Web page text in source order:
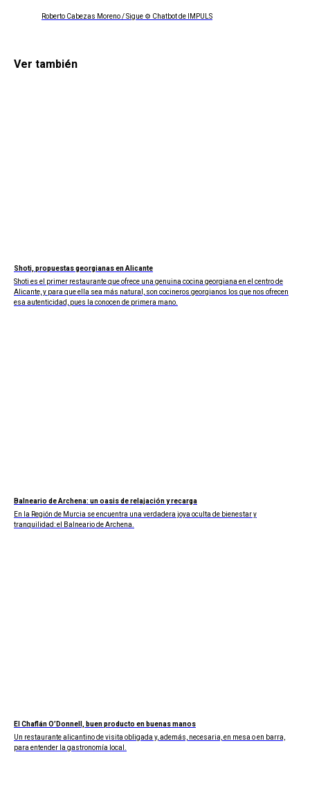
Roberto Cabezas Moreno / Sigue ⚙ Chatbot de IMPULS
Ver también
Shoti, propuestas georgianas en Alicante
Shoti es el primer restaurante que ofrece una genuina cocina georgiana en el centro de
Alicante, y para que ella sea más natural, son cocineros georgianos los que nos ofrecen
esa autenticidad, pues la conocen de primera mano.
Balneario de Archena: un oasis de relajación y recarga
En la Región de Murcia se encuentra una verdadera joya oculta de bienestar y
tranquilidad: el Balneario de Archena.
El Chaflán O’Donnell, buen producto en buenas manos
Un restaurante alicantino de visita obligada y, además, necesaria, en mesa o en barra,
para entender la gastronomía local.